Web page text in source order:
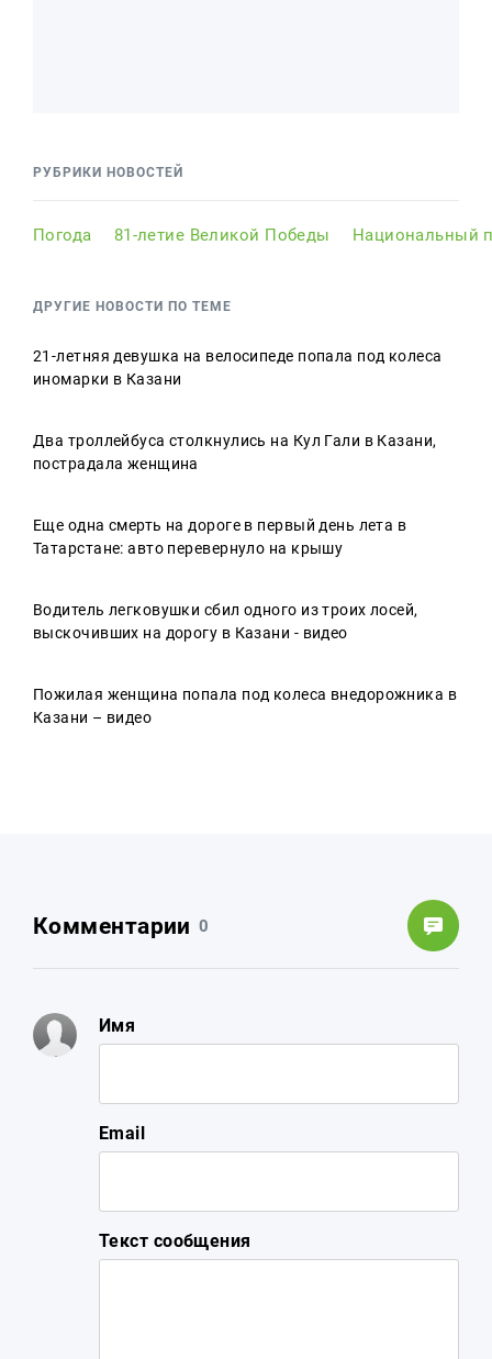
РУБРИКИ НОВОСТЕЙ
Погода 81-летие Великой Победы Национальный
ДРУГИЕ НОВОСТИ ПО ТЕМЕ
21-летняя девушка на велосипеде попала под колеса
иномарки в Казани
Два троллейбуса столкнулись на Кул Гали в Казани,
пострадала женщина
Еще одна смерть на дороге в первый день лета в
Татарстане: авто перевернуло на крышу
Водитель легковушки сбил одного из троих лосей,
выскочивших на дорогу в Казани - видео
Пожилая женщина попала под колеса внедорожника в
Казани – видео
Комментарии 0
Имя
Email
Текст сообщения